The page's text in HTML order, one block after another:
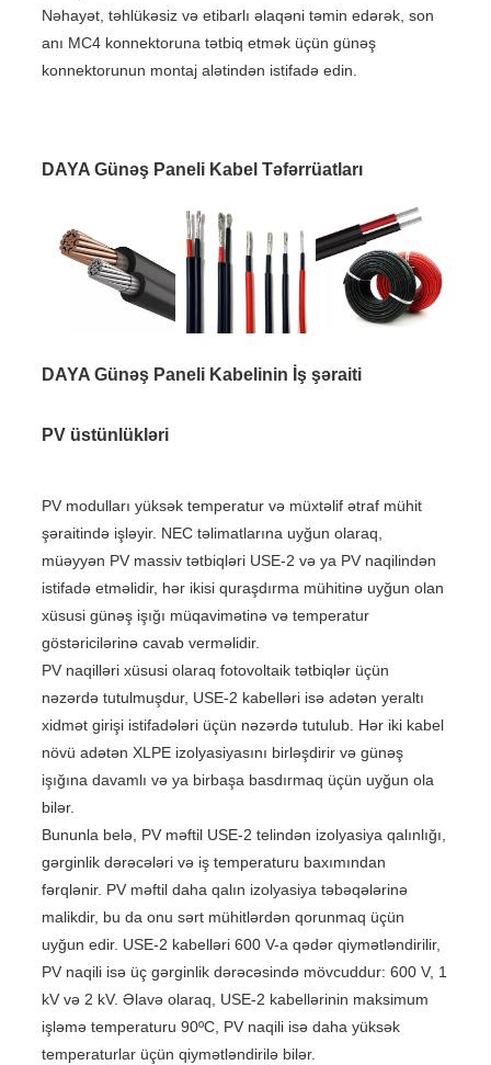
Nəhayət, təhlükəsiz və etibarlı əlaqəni təmin edərək, son
anı MC4 konnektoruna tətbiq etmək üçün günəş
konnektorunun montaj alətindən istifadə edin.
DAYA Günəş Paneli Kabel Təfərrüatları
DAYA Günəş Paneli Kabelinin İş şəraiti
PV üstünlükləri
PV modulları yüksək temperatur və müxtəlif ətraf mühit
şəraitində işləyir. NEC təlimatlarına uyğun olaraq,
müəyyən PV massiv tətbiqləri USE-2 və ya PV naqilindən
istifadə etməlidir, hər ikisi quraşdırma mühitinə uyğun olan
xüsusi günəş işığı müqavimətinə və temperatur
göstəricilərinə cavab verməlidir.
PV naqilləri xüsusi olaraq fotovoltaik tətbiqlər üçün
nəzərdə tutulmuşdur, USE-2 kabelləri isə adətən yeraltı
xidmət girişi istifadələri üçün nəzərdə tutulub. Hər iki kabel
növü adətən XLPE izolyasiyasını birləşdirir və günəş
işığına davamlı və ya birbaşa basdırmaq üçün uyğun ola
bilər.
Bununla belə, PV məftil USE-2 telindən izolyasiya qalınlığı,
gərginlik dərəcələri və iş temperaturu baxımından
fərqlənir. PV məftil daha qalın izolyasiya təbəqələrinə
malikdir, bu da onu sərt mühitlərdən qorunmaq üçün
uyğun edir. USE-2 kabelləri 600 V-a qədər qiymətləndirilir,
PV naqili isə üç gərginlik dərəcəsində mövcuddur: 600 V, 1
kV və 2 kV. Əlavə olaraq, USE-2 kabellərinin maksimum
işləmə temperaturu 90ºC, PV naqili isə daha yüksək
temperaturlar üçün qiymətləndirilə bilər.